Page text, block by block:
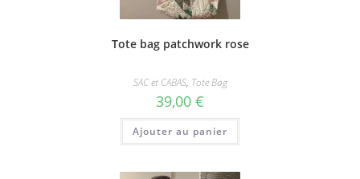
Tote bag patchwork rose
SAC et CABAS, Tote Bag
39,00 €
Ajouter au panier